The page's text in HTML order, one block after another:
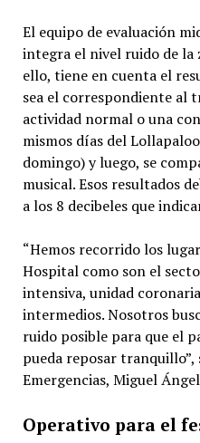
El equipo de evaluación
integra el nivel ruido de la
ello, tiene en cuenta el
sea el correspondiente al
actividad normal o una
mismos días del
domingo) y luego, se
musical. Esos resultados
a los 8 decibeles que
“Hemos recorrido los
Hospital como son el
intensiva, unidad
intermedios. Nosotros
ruido posible para que el
pueda reposar
Emergencias, Miguel
Operativo para el